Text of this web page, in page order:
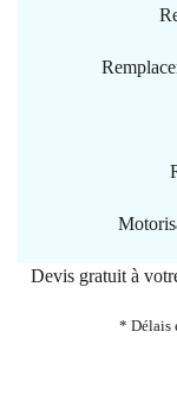
Devis gratuit à
* Délais